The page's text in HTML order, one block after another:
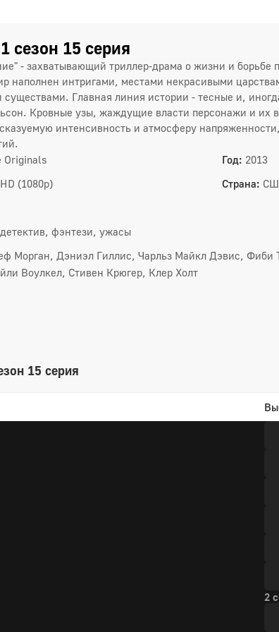
сезон 15 серия
- захватывающий триллер-драма о жизни и борьбе
наполнен интригами, местами некрасивыми
существами. Главная линия истории - тесные и,
Кровные узы, жаждущие власти персонажи и их
интенсивность и атмосферу
Originals Год: 2013
(1080p) Страна:
фэнтези, ужасы
Морган, Дэниэл Гиллис, Чарльз Майкл Дэвис, Фиби
Воулкел, Стивен Крюгер, Клер Холт
15 серия
2